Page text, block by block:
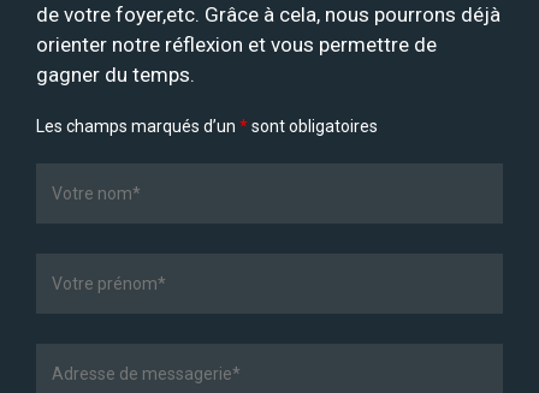
de votre foyer,etc. Grâce à cela, nous pourrons déjà
orienter notre réflexion et vous permettre de
gagner du temps.
Les champs marqués d’un *sont obligatoires